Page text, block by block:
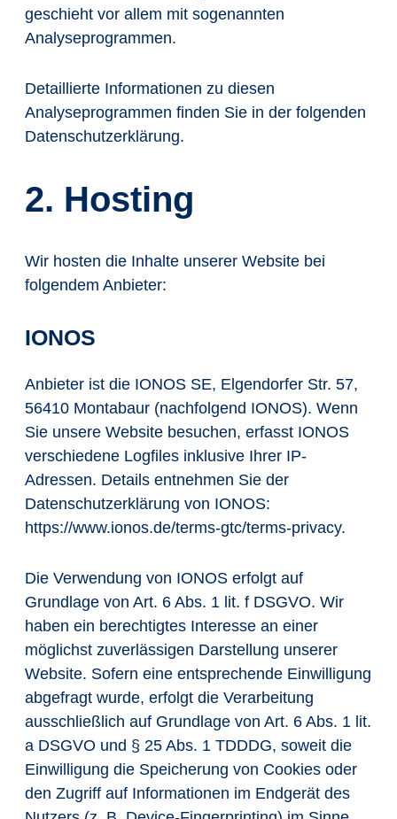
geschieht vor allem mit sogenannten
Analyseprogrammen.
Detaillierte Informationen zu diesen
Analyseprogrammen finden Sie in der folgenden
Datenschutzerklärung.
2. Hosting
Wir hosten die Inhalte unserer Website bei
folgendem Anbieter:
IONOS
Anbieter ist die IONOS SE, Elgendorfer Str. 57,
56410 Montabaur (nachfolgend IONOS). Wenn
Sie unsere Website besuchen, erfasst IONOS
verschiedene Logfiles inklusive Ihrer IP-
Adressen. Details entnehmen Sie der
Datenschutzerklärung von IONOS:
https://www.ionos.de/terms-gtc/terms-privacy.
Die Verwendung von IONOS erfolgt auf
Grundlage von Art. 6 Abs. 1 lit. f DSGVO. Wir
haben ein berechtigtes Interesse an einer
möglichst zuverlässigen Darstellung unserer
Website. Sofern eine entsprechende Einwilligung
abgefragt wurde, erfolgt die Verarbeitung
ausschließlich auf Grundlage von Art. 6 Abs. 1 lit.
a DSGVO und § 25 Abs. 1 TDDDG, soweit die
Einwilligung die Speicherung von Cookies oder
den Zugriff auf Informationen im Endgerät des